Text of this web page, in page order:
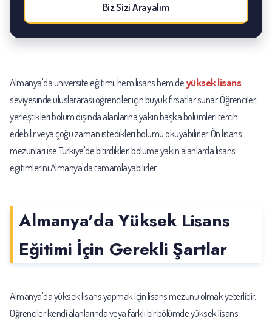
Biz Sizi Arayalım
Almanya'da üniversite eğitimi, hem lisans hem deyüksek lisans
seviyesinde uluslararası öğrenciler için büyük fırsatlar sunar. Öğrenciler,
yerleştikleri bölüm dışında alanlarına yakın başka bölümleri tercih
edebilir veya çoğu zaman istedikleri bölümü okuyabilirler. Ön lisans
mezunları ise Türkiye'de bitirdikleri bölüme yakın alanlarda lisans
eğitimlerini Almanya'da tamamlayabilirler.
Almanya'da Yüksek Lisans
Eğitimi İçin Gerekli Şartlar
Almanya'da yüksek lisans yapmak için lisans mezunu olmak yeterlidir.
Öğrenciler kendi alanlarında veya farklı bir bölümde yüksek lisans